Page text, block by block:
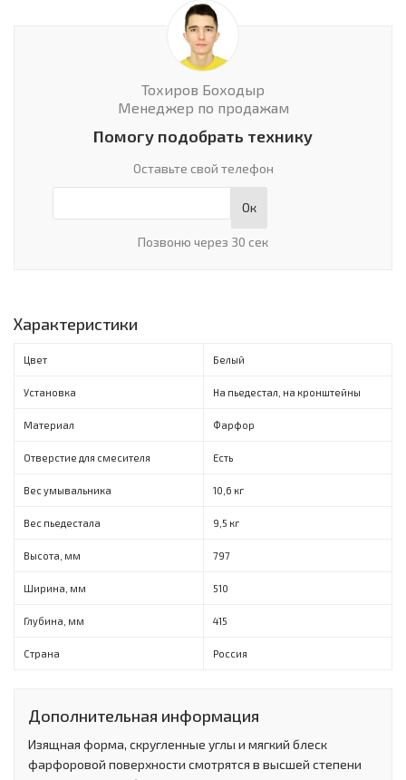
Тохиров Боходыр
Менеджер по продажам
Помогу подобрать технику
Оставьте свой телефон
Ок
Позвоню через 30 сек
Характеристики
Цвет Белый
Установка На пьедестал, на кронштейны
Материал Фарфор
Отверстие для смесителя Есть
Вес умывальника 10,6 кг
Вес пьедестала 9,5 кг
Высота, мм 797
Ширина, мм 510
Глубина, мм 415
Страна Россия
Дополнительная информация
Изящная форма, скругленные углы и мягкий блеск
фарфоровой поверхности смотрятся в высшей степени